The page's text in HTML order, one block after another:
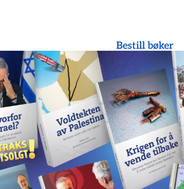
Bestill bøker